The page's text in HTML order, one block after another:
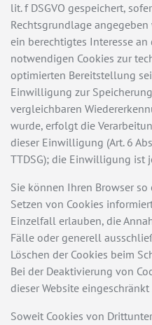
lit. f DSGVO gespeichert,
Rechtsgrundlage
ein berechtigtes Interesse
notwendigen Cookies zur
optimierten Bereitstellung
Einwilligung zur
vergleichbaren
wurde, erfolgt die
dieser Einwilligung (Art. 6
TTDSG); die Einwilligung ist
Sie können Ihren Browser
Setzen von Cookies
Einzelfall erlauben, die
Fälle oder generell
Löschen der Cookies beim
Bei der Deaktivierung von
dieser Website eingeschränkt
Soweit Cookies von